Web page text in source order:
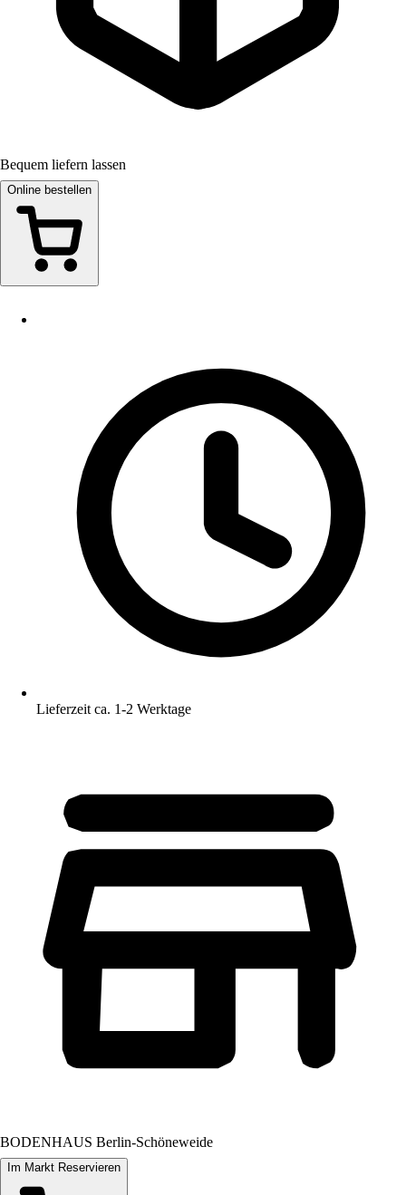
Bequem liefern lassen
Online bestellen
Lieferzeit ca. 1-2 Werktage
BODENHAUS Berlin-Schöneweide
Im Markt Reservieren